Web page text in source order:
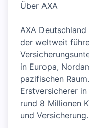
Über AXA
AXA
der weltweit
in Europa,
pazifischen
Erstversicherer
rund 8 Millionen
und Versicherung.